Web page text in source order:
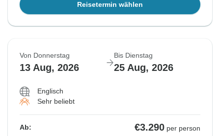
Reisetermin wählen
Von Donnerstag
13 Aug, 2026
Bis Dienstag
25 Aug, 2026
Englisch
Sehr beliebt
Ab: €3.290 per person